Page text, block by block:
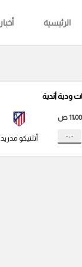
الرئيسية أخبار
ودية أندية
11:00 ص
- : - أتلتيكو مدريد